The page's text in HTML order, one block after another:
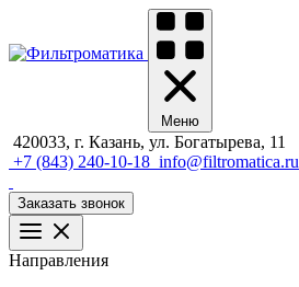
Меню
420033, г. Казань, ул. Богатырева, 11
+7 (843) 240-10-18 info@filtromatica.ru
Заказать звонок
Направления